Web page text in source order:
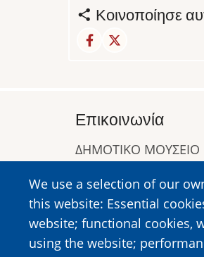
Κοινοποίησε
We use a selection of our
this website: Essential
website; functional cookies,
using the website;
Επικοινωνία
ΔΗΜΟΤΙΚΟ
Τηλ:2692023646,
https://